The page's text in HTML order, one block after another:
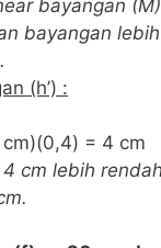
bayangan
bayangan
(h’) :
cm)(0,4) = 4 cm
4 cm lebih